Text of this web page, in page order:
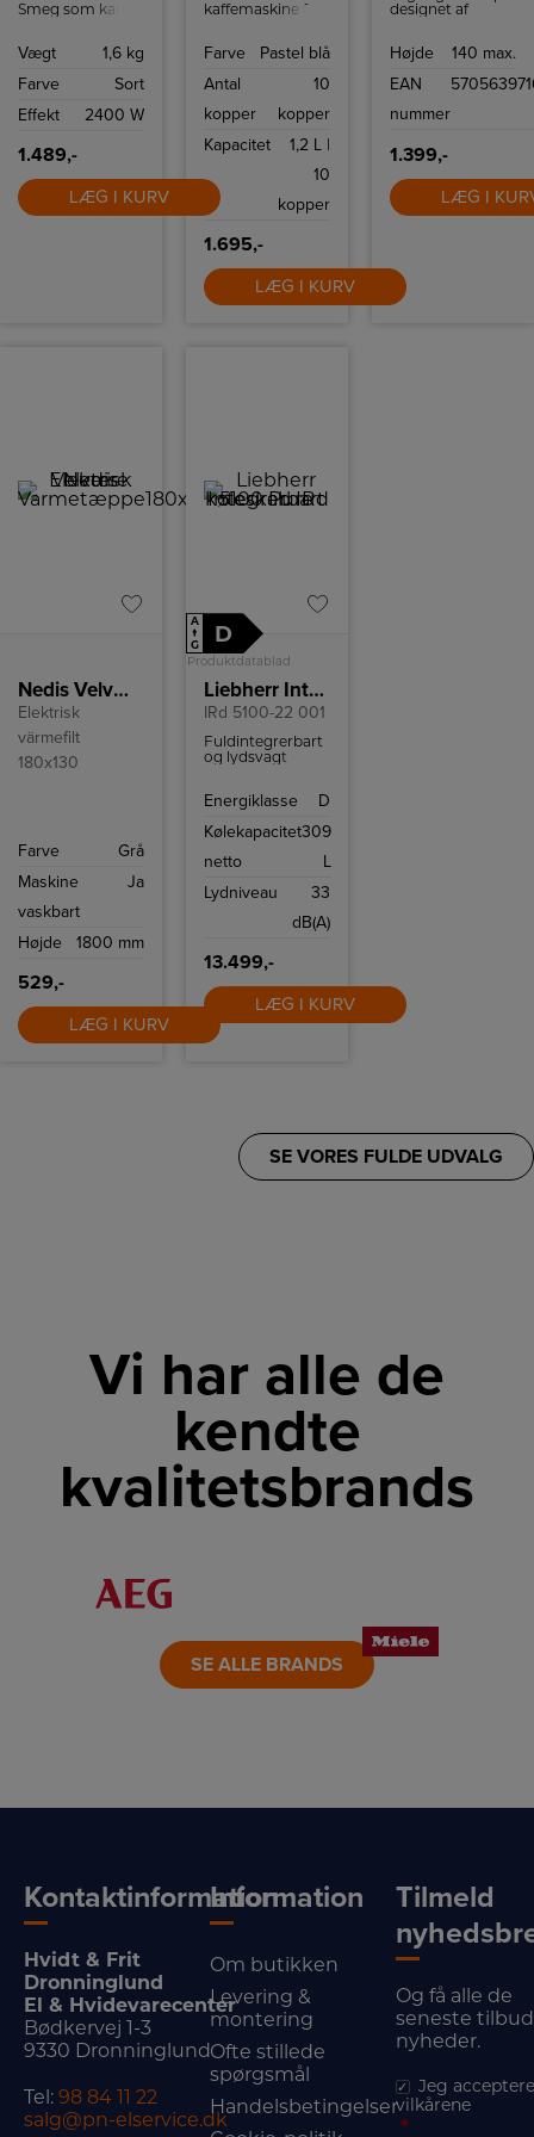
Smeg som kan
tørkogningssikring
ved 100ºC.
Vægt
1,6 kg
Farve
Sort
Effekt
2400 W
1.489,-
LÆG I KURV
kaffemaskine fra
til 10 kopper
Farve
Pastel blå
Antal
kopper
10
kopper
Kapacitet
1,2 L |
10
kopper
1.695,-
LÆG I KURV
designet af
med integreret
lysdæmper. Giver
lys og med sine 7
være en fordel at
kunne dæmpe
lyset til lige
nøjagtig den
stemning man
cm.Fåes i fleres
farver og
modeller.
Højde
140 max.
EAN
nummer
1.399,-
LÆG I
Nedis Velvære Elektrisk Varmetæppe180x130
Elektrisk
värmefilt
180x130
Farve
Grå
Maskine
vaskbart
Ja
Højde 1800 mm
529,-
LÆG I KURV
A
↑
G
D
Produktdatablad
Liebherr Integrerbart køleskab IRd 5100 Pure
IRd 5100-22 001
Fuldintegrerbart
og lydsvagt
funktioner. Med
PowerCooling og
kompatibilitet
praktisk
anvendelighed
med avanceret
brugervenlighed.
Energiklasse
D
Kølekapacitet
netto
309
L
Lydniveau
33
dB(A)
13.499,-
LÆG I KURV
SE VORES FULDE UDVALG
Vi har alle de
kendte
kvalitetsbrands
LINK
SE ALLE BRANDS
Kontaktinformation
Hvidt & Frit
Dronninglund
El & Hvidevarecenter
Bødkervej 1-3
9330 Dronninglund
Tel: 98 84 11 22
salg@pn-elservice.dk
Information
Om butikken
Levering &
montering
Ofte stillede
spørgsmål
Handelsbetingelser
Tilmeld
Og få alle de
seneste
nyheder.
Jeg
vilkårene
*